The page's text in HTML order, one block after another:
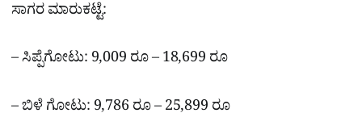
ಸಾಗರ ಮಾರುಕಟ್ಟೆ:
– ಸಿಪ್ಪೆಗೋಟು: 9,009 ರೂ – 18,699 ರೂ
– ಬಿಳೆ ಗೋಟು: 9,786 ರೂ – 25,899 ರೂ